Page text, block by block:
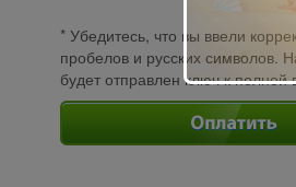
* Убедитесь, что вы ввели
пробелов и русских символов.
будет отправлен ключ к полной